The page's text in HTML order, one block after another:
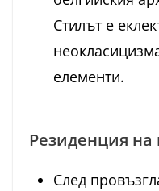
Стилът е
елементи.
Резиденция на
След